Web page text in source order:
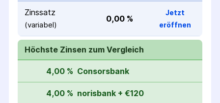
Zinssatz
(variabel)
0,00 %
Jetzt
eröffnen
Höchste Zinsen zum Vergleich
4,00 % Consorsbank
4,00 % norisbank + €120